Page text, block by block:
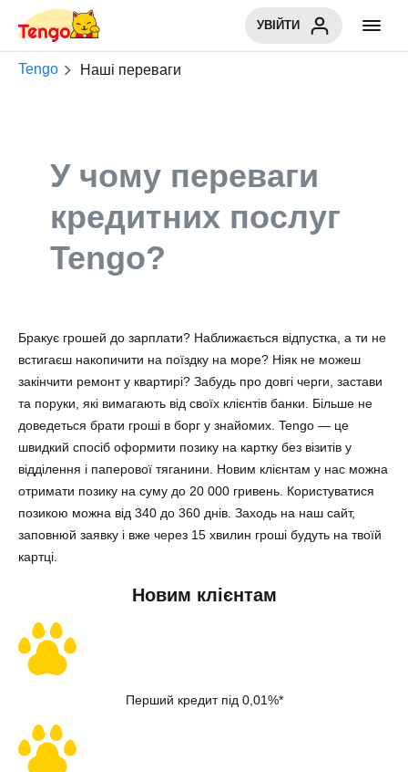
УВІЙТИ
Tengo Наші переваги
У чому переваги
кредитних послуг
Tengo?
Бракує грошей до зарплати? Наближається відпустка, а ти не
встигаєш накопичити на поїздку на море? Ніяк не можеш
закінчити ремонт у квартирі? Забудь про довгі черги, застави
та поруки, які вимагають від своїх клієнтів банки. Більше не
доведеться брати гроші в борг у знайомих. Tengo — це
швидкий спосіб оформити позику на картку без візитів у
відділення і паперової тяганини. Новим клієнтам у нас можна
отримати позику на суму до 20 000 гривень. Користуватися
позикою можна від 340 до 360 днів. Заходь на наш сайт,
заповнюй заявку і вже через 15 хвилин гроші будуть на твоїй
картці.
Новим клієнтам
Перший кредит під 0,01%*